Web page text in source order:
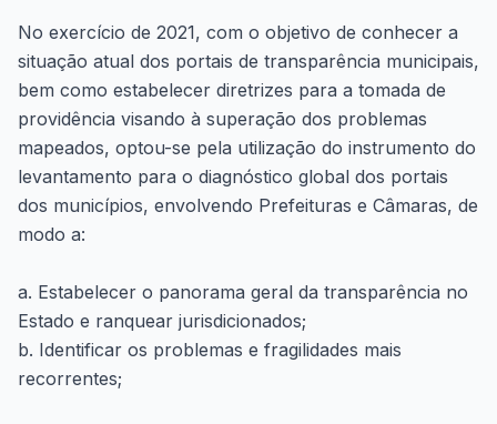
No exercício de 2021, com o objetivo de conhecer a
situação atual dos portais de transparência municipais,
bem como estabelecer diretrizes para a tomada de
providência visando à superação dos problemas
mapeados, optou-se pela utilização do instrumento do
levantamento para o diagnóstico global dos portais
dos municípios, envolvendo Prefeituras e Câmaras, de
modo a:
a. Estabelecer o panorama geral da transparência no
Estado e ranquear jurisdicionados;
b. Identificar os problemas e fragilidades mais
recorrentes;